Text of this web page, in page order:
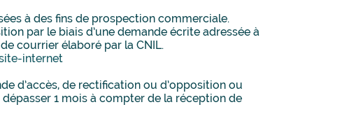
à des fins de prospection commerciale.
par le biais d’une demande écrite adressée à
courrier élaboré par la CNIL.
internet
d’accès, de rectification ou d’opposition ou
1 mois à compter de la réception de